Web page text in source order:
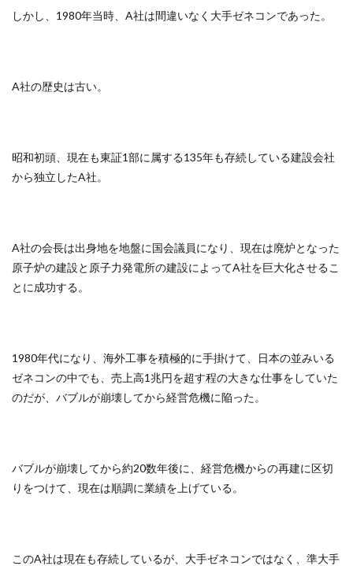
しかし、1980年当時、A社は間違いなく大手ゼネコンであった。
A社の歴史は古い。
昭和初頭、現在も東証1部に属する135年も存続している建設会社
から独立したA社。
A社の会長は出身地を地盤に国会議員になり、現在は廃炉となった
原子炉の建設と原子力発電所の建設によってA社を巨大化させるこ
とに成功する。
1980年代になり、海外工事を積極的に手掛けて、日本の並みいる
ゼネコンの中でも、売上高1兆円を超す程の大きな仕事をしていた
のだが、バブルが崩壊してから経営危機に陥った。
バブルが崩壊してから約20数年後に、経営危機からの再建に区切
りをつけて、現在は順調に業績を上げている。
このA社は現在も存続しているが、大手ゼネコンではなく、準大手